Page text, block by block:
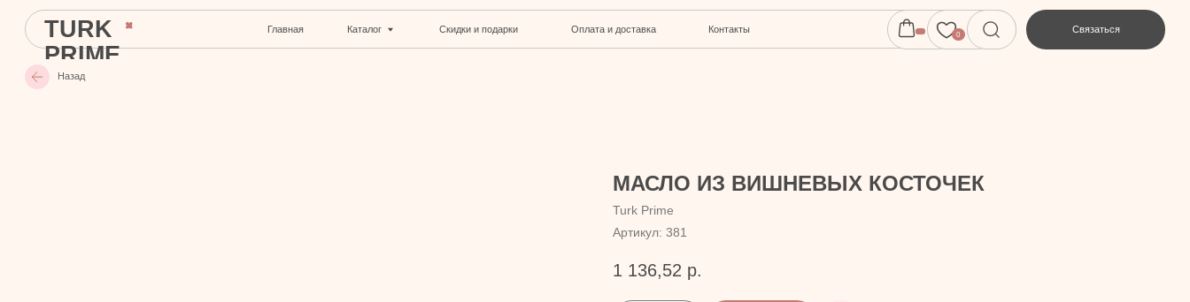
TURK
PRIME
Связаться
Главная Оплата и доставка Контакты
Скидки и подарки
МАСЛО ИЗ ВИШНЕВЫХ КОСТОЧЕК
Turk Prime
Артикул: 381
1 136,52 р.